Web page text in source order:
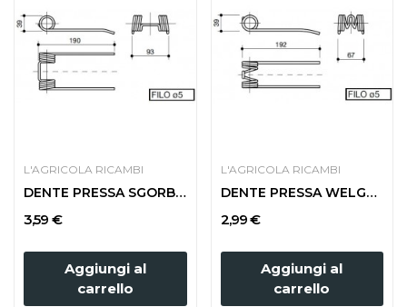
L'AGRICOLA RICAMBI
DENTE PRESSA SGORBATI MEDIA
3,59 €
Aggiungi al
carrello
L'AGRICOLA RICAMBI
DENTE PRESSA WELGER 2 SPIRE
2,99 €
Aggiungi al
carrello